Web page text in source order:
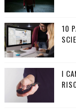
10
I